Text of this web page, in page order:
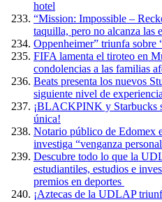
hotel
“Mission: Impossible –
taquilla, pero no alcanza las
Oppenheimer” triunfa sobre
FIFA lamenta el tiroteo en
condolencias a las familias
Beats presenta los nuevos
siguiente nivel de
¡BLACKPINK y Starbucks
única!
Notario público de Edomex
investiga “venganza
Descubre todo lo que la
estudiantiles, estudios e
premios en deportes
¡Aztecas de la UDLAP